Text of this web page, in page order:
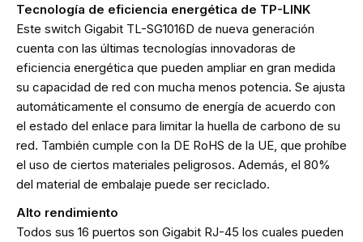
Tecnología de eficiencia energética de TP-LINK
Este switch Gigabit TL-SG1016D de nueva generación
cuenta con las últimas tecnologías innovadoras de
eficiencia energética que pueden ampliar en gran medida
su capacidad de red con mucha menos potencia. Se ajusta
automáticamente el consumo de energía de acuerdo con
el estado del enlace para limitar la huella de carbono de su
red. También cumple con la DE RoHS de la UE, que prohíbe
el uso de ciertos materiales peligrosos. Además, el 80%
del material de embalaje puede ser reciclado.
Alto rendimiento
Todos sus 16 puertos son Gigabit RJ-45 los cuales pueden